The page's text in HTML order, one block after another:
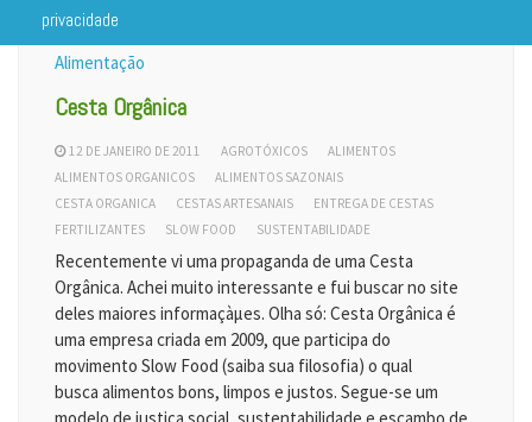
privacidade
Alimentação
Cesta Orgânica
12 DE JANEIRO DE 2011 AGROTÓXICOS
ALIMENTOS
ALIMENTOS ORGANICOS
ALIMENTOS SAZONAIS
CESTA ORGANICA
CESTAS ARTESANAIS
ENTREGA DE CESTAS
FERTILIZANTES
SLOW FOOD SUSTENTABILIDADE
Recentemente vi uma propaganda de uma Cesta
Orgânica. Achei muito interessante e fui buscar no site
deles maiores informaçàµes. Olha só: Cesta Orgânica é
uma empresa criada em 2009, que participa do
movimento Slow Food (saiba sua filosofia) o qual
busca alimentos bons, limpos e justos. Segue-se um